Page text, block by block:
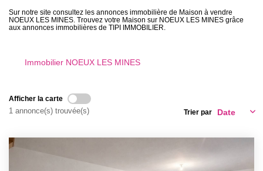
Vendre
Biens Vendus
RECRUTEMENT
Sur notre site consultez les annonces immobilière de Maison à vendre
NOEUX LES MINES. Trouvez votre Maison sur NOEUX LES MINES grâce
aux annonces immobilières de TIPI IMMOBILIER.
Immobilier NOEUX LES MINES
Afficher la carte
1 annonce(s) trouvée(s) Trier par